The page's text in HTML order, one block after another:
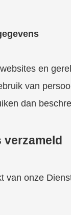
en
van
dan
verzameld
van onze